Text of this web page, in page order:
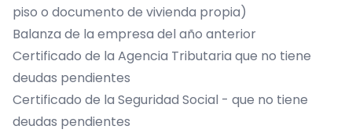
piso o documento de vivienda propia)
Balanza de la empresa del año anterior
Certificado de la Agencia Tributaria que no tiene
deudas pendientes
Certificado de la Seguridad Social - que no tiene
deudas pendientes